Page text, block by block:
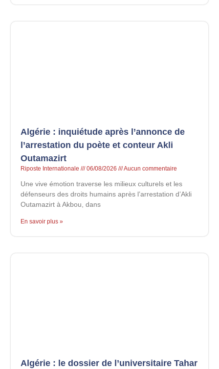
Algérie : inquiétude après l’annonce de
l’arrestation du poète et conteur Akli
Outamazirt
Riposte Internationale 06/08/2026 Aucun commentaire
Une vive émotion traverse les milieux culturels et les
défenseurs des droits humains après l’arrestation d’Akli
Outamazirt à Akbou, dans
En savoir plus »
Algérie : le dossier de l’universitaire Tahar